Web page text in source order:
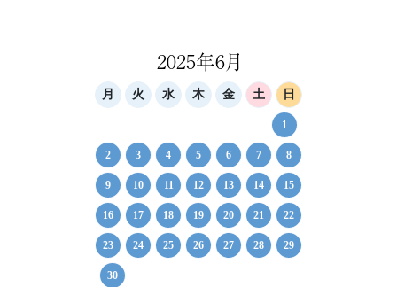
2025年6月
月 火 水 木 金 土 日
1
2 3 4 5 6 7 8
9 10 11 12 13 14 15
16 17 18 19 20 21 22
23 24 25 26 27 28 29
30